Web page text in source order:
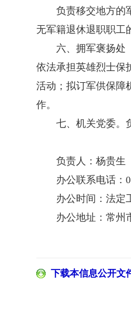
负责移交地方的
无军籍退休退职职工
六、拥军褒扬处
依法承担英雄烈士保
活动；拟订军供保障
作。
七、机关党委。
负责人：杨贵生
办公联系电话：
办公时间：法定
办公地址：常州
下载本信息公开文